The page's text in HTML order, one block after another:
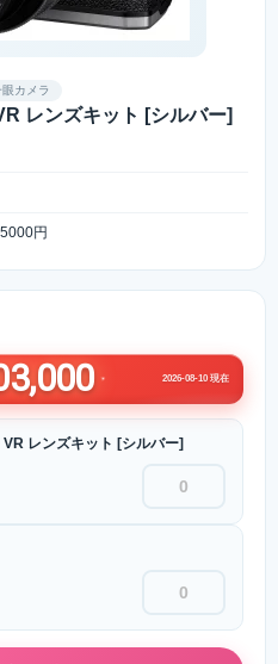
カメラ
レンズキット [シルバー]
円
2026-08-10 現在
レンズキット [シルバー]